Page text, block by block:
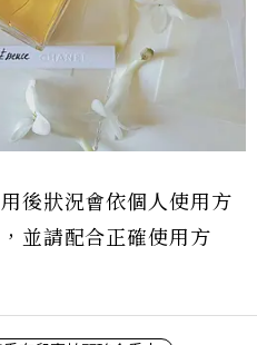
後狀況會依個人使用方
並請配合正確使用方